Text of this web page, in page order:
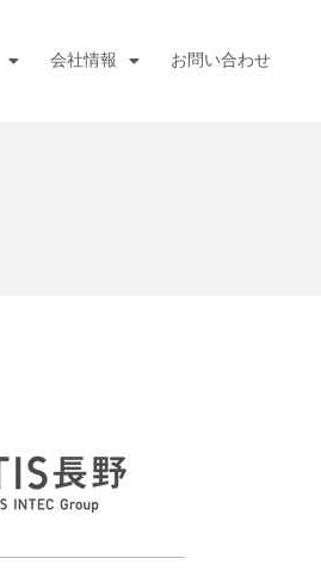
会社情報 お問い合わせ